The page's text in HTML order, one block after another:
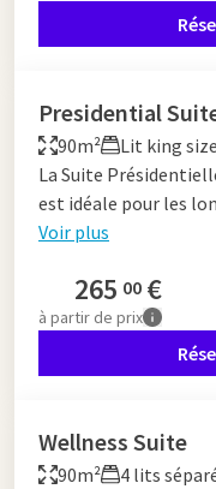
Presidential
90m² Lit king size
La Suite
est idéale pour les
Voir plus
265 00 €
à partir de prix
Wellness Suite
90m² 4 lits